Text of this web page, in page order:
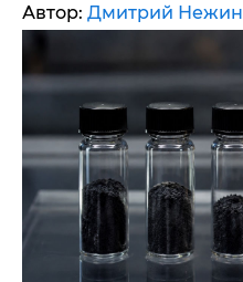
Автор: Дмитрий Нежин